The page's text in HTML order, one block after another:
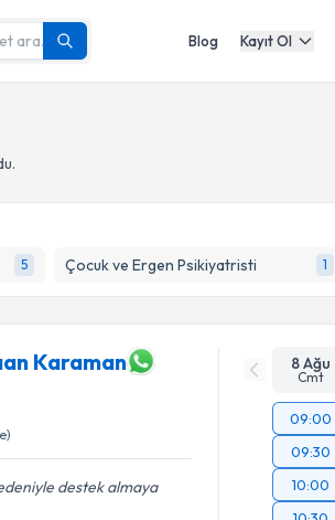
Blog Kayıt Ol
5 Çocuk ve Ergen Psikiyatristi 1
Karaman
destek almaya
8 Ağu
Cmt
09:00
09:30
10:00